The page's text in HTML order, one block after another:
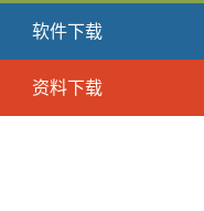
软件下载
资料下载